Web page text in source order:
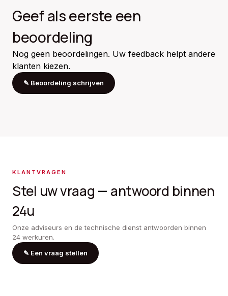
Geef als eerste een
beoordeling
Nog geen beoordelingen. Uw feedback helpt andere
klanten kiezen.
✎ Beoordeling schrijven
KLANTVRAGEN
Stel uw vraag — antwoord binnen
24u
Onze adviseurs en de technische dienst antwoorden binnen
24 werkuren.
✎ Een vraag stellen